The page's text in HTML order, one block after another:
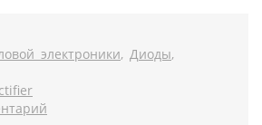
электроники, Диоды,